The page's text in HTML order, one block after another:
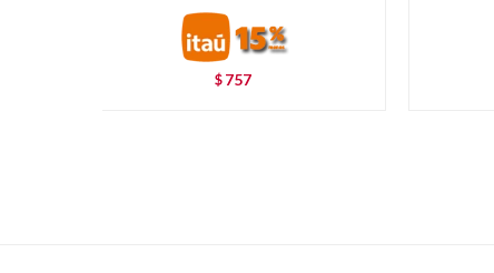
$ 757